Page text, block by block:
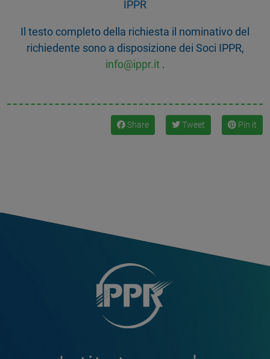
IPPR
Il testo completo della richiesta il nominativo del
richiedente sono a disposizione dei Soci IPPR,
info@ippr.it .
Share Tweet Pin it